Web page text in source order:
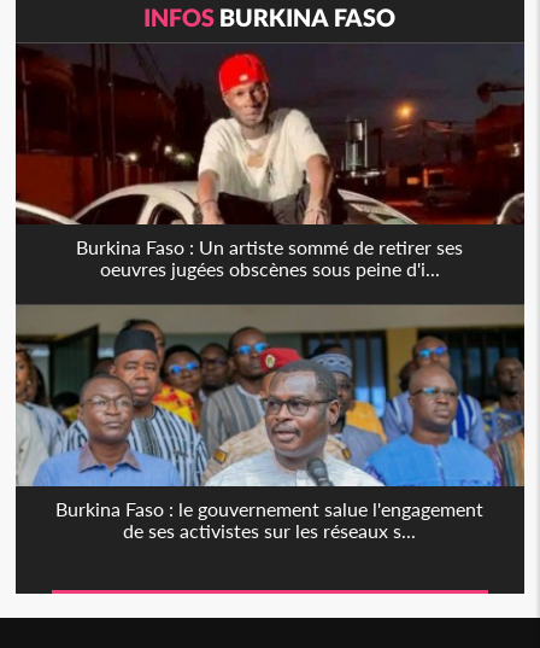
INFOS BURKINA FASO
Burkina Faso : Un artiste sommé de retirer ses
oeuvres jugées obscènes sous peine d'i...
Burkina Faso : le gouvernement salue l'engagement
de ses activistes sur les réseaux s...